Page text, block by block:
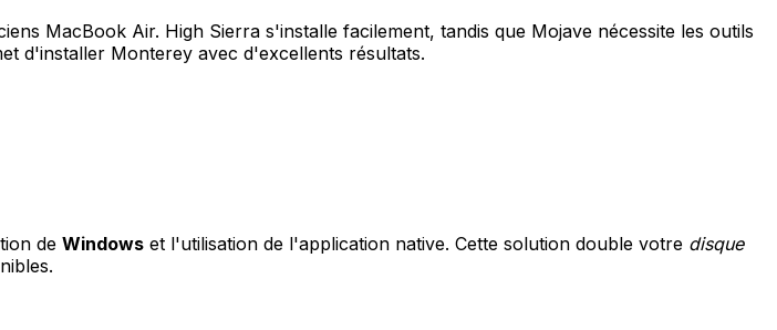
MacBook Air. High Sierra s'installe facilement, tandis que Mojave nécessite les outils
d'installer Monterey avec d'excellents résultats.
de Windows et l'utilisation de l'application native. Cette solution double votre disque